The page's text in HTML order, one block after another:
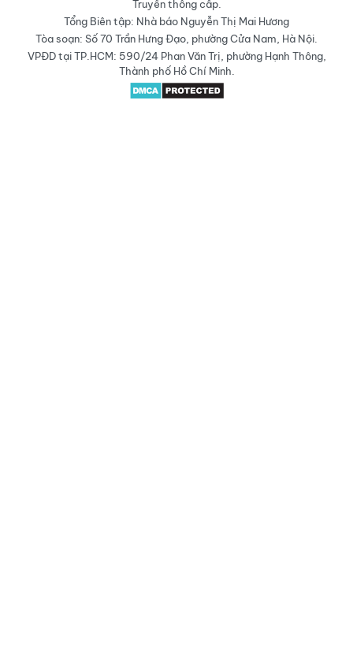
Truyền thông cấp.
Tổng Biên tập: Nhà báo Nguyễn Thị Mai Hương
Tòa soạn: Số 70 Trần Hưng Đạo, phường Cửa Nam, Hà Nội.
VPĐD tại TP.HCM: 590/24 Phan Văn Trị, phường Hạnh Thông,
Thành phố Hồ Chí Minh.